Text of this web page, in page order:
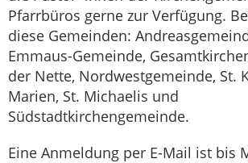
Pfarrbüros gerne zur Verfügung.
diese Gemeinden:
Emmaus-Gemeinde,
der Nette, Nordwestgemeinde, St.
Marien, St. Michaelis und
Südstadtkirchengemeinde.
Eine Anmeldung per E-Mail ist bis